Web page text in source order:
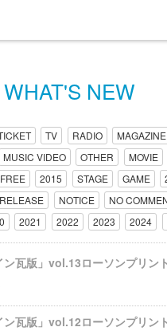
WHAT'S NEW
TV RADIO MAGAZINE
MUSIC VIDEO OTHER MOVIE
FREE 2015 STAGE GAME
NOTICE NO
2021 2022 2023 2024
ン瓦版」vol.13ローソンプリン
ン瓦版」vol.12ローソンプリン